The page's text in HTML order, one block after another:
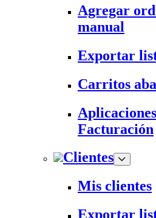
Agregar
manual
Exportar
Carritos
Facturación
Clientes
Mis clientes
Exportar